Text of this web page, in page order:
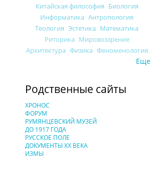
Китайская философия Биология
Информатика Антропология
Теология Эстетика Математика
Риторика Мировоззрение
Архитектура Физика Феноменология
Еще
Родственные сайты
ХРОНОС
ФОРУМ
РУМЯНЦЕВСКИЙ МУЗЕЙ
ДО 1917 ГОДА
РУССКОЕ ПОЛЕ
ДОКУМЕНТЫ XX ВЕКА
ИЗМЫ